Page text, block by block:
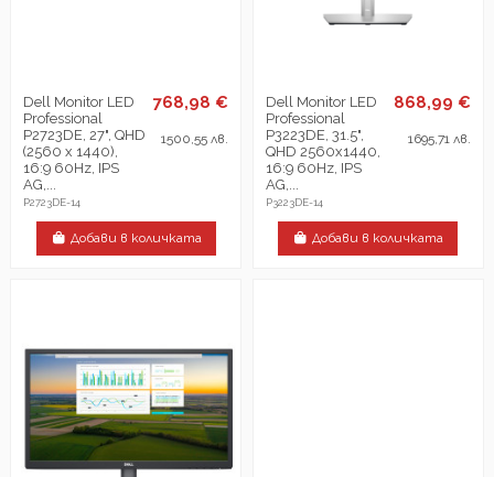
Dell Monitor LED
Professional
P2723DE, 27", QHD
(2560 x 1440),
16:9 60Hz, IPS
AG,...
P2723DE-14
768,98 €
1500,55 лв.
Добави в количката
Dell Monitor LED
Professional
P3223DE, 31.5",
QHD 2560x1440,
16:9 60Hz, IPS
AG,...
P3223DE-14
868,99 €
1695,71 лв.
Добави в количката